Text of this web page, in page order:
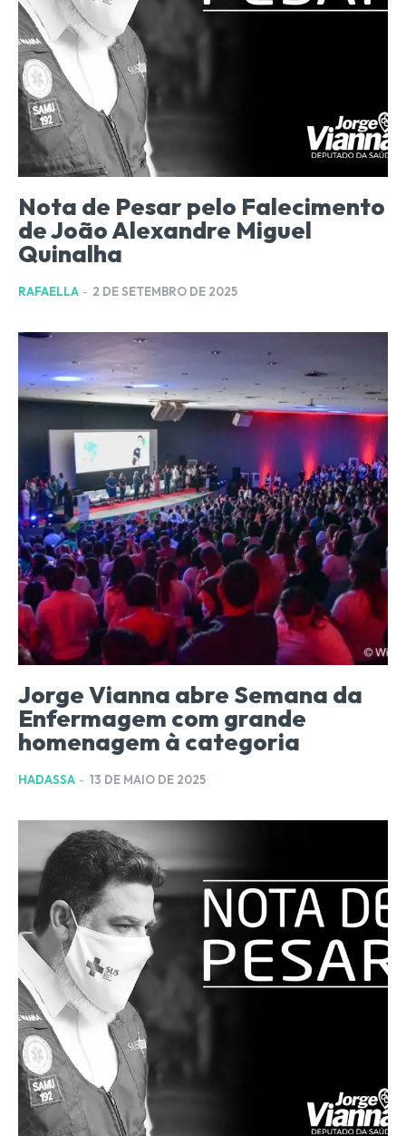
Nota de Pesar pelo Falecimento
de João Alexandre Miguel
Quinalha
RAFAELLA - 2 DE SETEMBRO DE 2025
Jorge Vianna abre Semana da
Enfermagem com grande
homenagem à categoria
HADASSA - 13 DE MAIO DE 2025